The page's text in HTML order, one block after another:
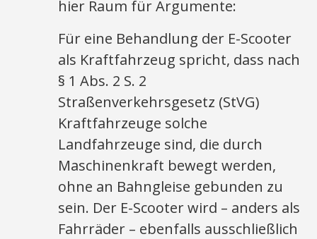
hier Raum für Argumente:
Für eine Behandlung der E-Scooter
als Kraftfahrzeug spricht, dass nach
§ 1 Abs. 2 S. 2
Straßenverkehrsgesetz (StVG)
Kraftfahrzeuge solche
Landfahrzeuge sind, die durch
Maschinenkraft bewegt werden,
ohne an Bahngleise gebunden zu
sein. Der E-Scooter wird – anders als
Fahrräder – ebenfalls ausschließlich